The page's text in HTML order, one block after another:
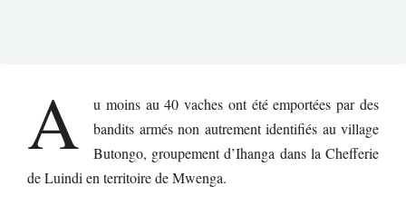
A
u moins au 40 vaches ont été emportées par des
bandits armés non autrement identifiés au village
Butongo, groupement d’Ihanga dans la Chefferie
de Luindi en territoire de Mwenga.